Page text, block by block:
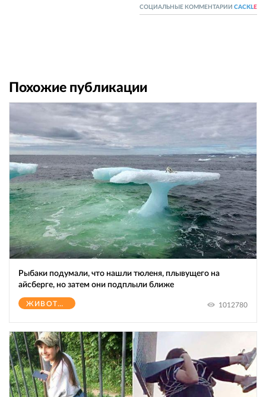
СОЦИАЛЬНЫЕ КОММЕНТАРИИ CACKL E
Похожие публикации
Рыбаки подумали, что нашли тюленя, плывущего на
айсберге, но затем они подплыли ближе
ЖИВОТНЫЕ 1012780